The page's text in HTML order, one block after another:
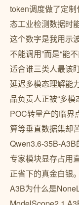
token调度做了定制
态工业检测数据
这个数字是我用示
不能调用”而是“能
适合谁三类人最该
延迟多模态理解能
品负责人正被“多
POC转量产的临界
算等垂直数据集却
Qwen3.6-35B-
专家模块显存占用
正省下的真金白银
A3B为什么是